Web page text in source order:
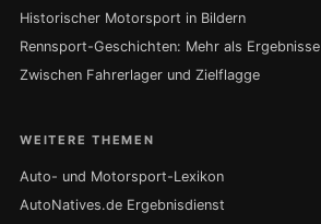
Historischer Motorsport in Bildern
Rennsport-Geschichten: Mehr als Ergebnisse
Zwischen Fahrerlager und Zielflagge
WEITERE THEMEN
Auto- und Motorsport-Lexikon
AutoNatives.de Ergebnisdienst